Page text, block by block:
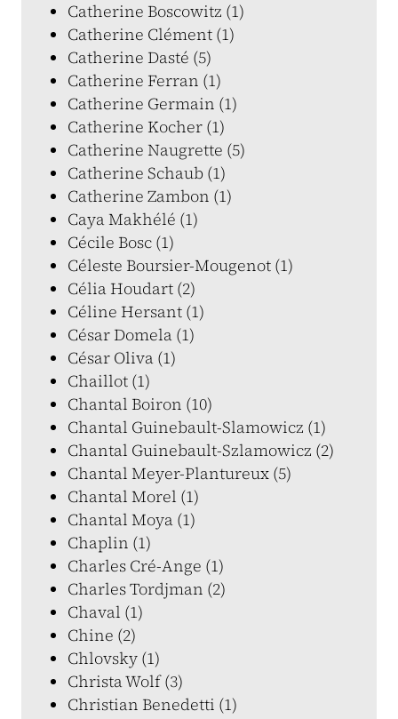
Catherine Boscowitz (1)
Catherine Clément (1)
Catherine Dasté (5)
Catherine Ferran (1)
Catherine Germain (1)
Catherine Kocher (1)
Catherine Naugrette (5)
Catherine Schaub (1)
Catherine Zambon (1)
Caya Makhélé (1)
Cécile Bosc (1)
Céleste Boursier-Mougenot (1)
Célia Houdart (2)
Céline Hersant (1)
César Domela (1)
César Oliva (1)
Chaillot (1)
Chantal Boiron (10)
Chantal Guinebault-Slamowicz (1)
Chantal Guinebault-Szlamowicz (2)
Chantal Meyer-Plantureux (5)
Chantal Morel (1)
Chantal Moya (1)
Chaplin (1)
Charles Cré-Ange (1)
Charles Tordjman (2)
Chaval (1)
Chine (2)
Chlovsky (1)
Christa Wolf (3)
Christian Benedetti (1)